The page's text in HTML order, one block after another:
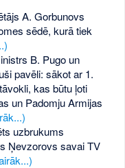
A. Gorbunovs
sēdē, kurā tiek
B. Pugo un
pavēli: sākot ar 1.
kas būtu ļoti
un Padomju Armijas
uzbrukums
Ņevzorovs savai TV